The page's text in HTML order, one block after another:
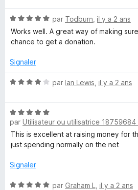
e
m
i
d
e
r
5
5
s
u
5
N
o
t
5
u
par Todburn il y a 2 ans
Works well. A great way of making
chance to get a donation.
Signaler
N
é
4
s
u
5
par Ian Lewis il y a 2 ans
N
o
t
é
s
r
par Utilisateur ou utilisatrice
This is excellent at raising money for
just spending normally on the net
Signaler
N
par Graham L
il y a 2 ans